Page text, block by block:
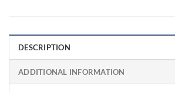
DESCRIPTION
ADDITIONAL INFORMATION